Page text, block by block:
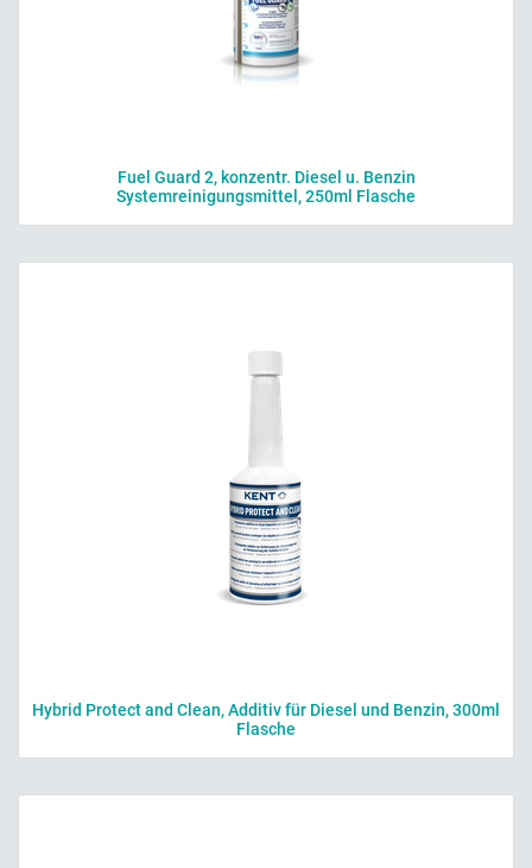
Fuel Guard 2, konzentr. Diesel u. Benzin
Systemreinigungsmittel, 250ml Flasche
Hybrid Protect and Clean, Additiv für Diesel und Benzin, 300ml
Flasche